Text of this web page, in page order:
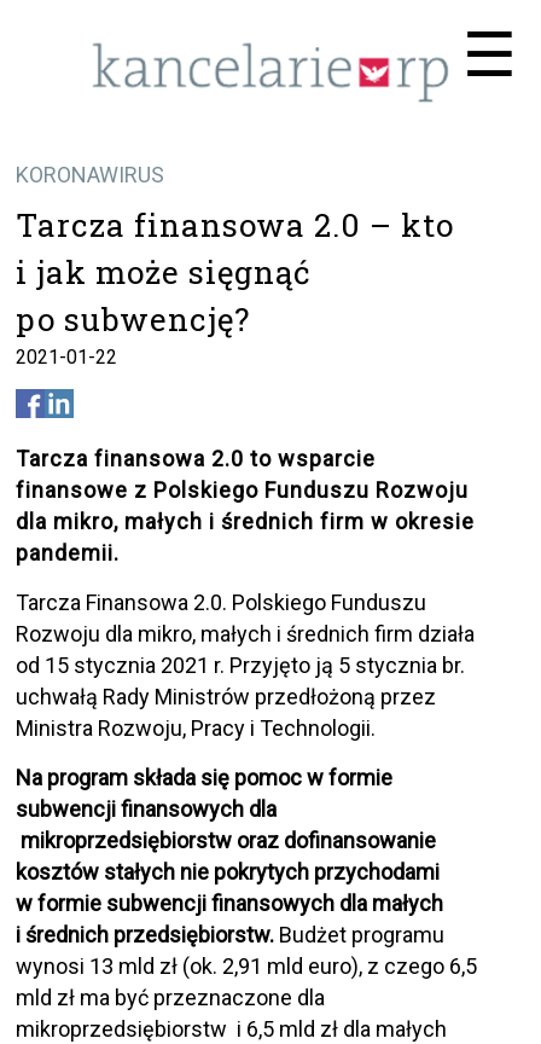
☰
KORONAWIRUS
Tarcza finansowa 2.0 – kto
i jak może sięgnąć
po subwencję?
2021-01-22
Tarcza finansowa 2.0 to wsparcie
finansowe z Polskiego Funduszu Rozwoju
dla mikro, małych i średnich firm w okresie
pandemii.
Tarcza Finansowa 2.0. Polskiego Funduszu
Rozwoju dla mikro, małych i średnich firm działa
od 15 stycznia 2021 r. Przyjęto ją 5 stycznia br.
uchwałą Rady Ministrów przedłożoną przez
Ministra Rozwoju, Pracy i Technologii.
Na program składa się pomoc w formie
subwencji finansowych dla
mikroprzedsiębiorstw oraz dofinansowanie
kosztów stałych nie pokrytych przychodami
w formie subwencji finansowych dla małych
i średnich przedsiębiorstw. Budżet programu
wynosi 13 mld zł (ok. 2,91 mld euro), z czego 6,5
mld zł ma być przeznaczone dla
mikroprzedsiębiorstw i 6,5 mld zł dla małych